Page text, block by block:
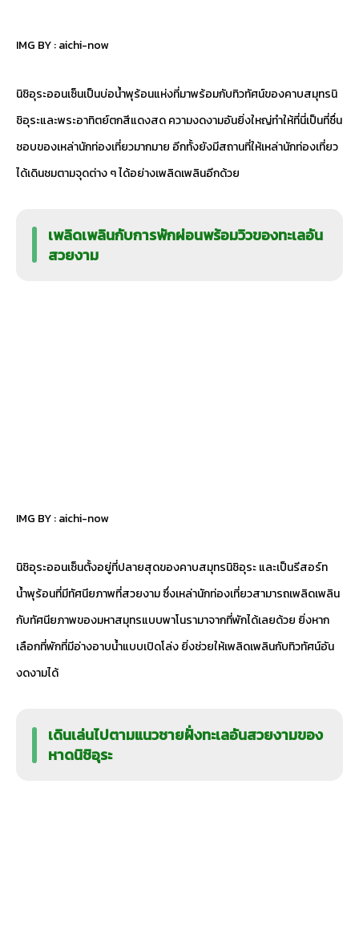
IMG BY :aichi-now
นิชิอุระออนเซ็นเป็นบ่อน้ำพุร้อนแห่งที่มาพร้อมกับทิวทัศน์ของคาบสมุทรนิ
ชิอุระและพระอาทิตย์ตกสีแดงสด ความงดงามอันยิ่งใหญ่ทำให้ที่นี่เป็นที่ชื่น
ชอบของเหล่านักท่องเที่ยวมากมาย อีกทั้งยังมีสถานที่ให้เหล่านักท่องเที่ยว
ได้เดินชมตามจุดต่าง ๆ ได้อย่างเพลิดเพลินอีกด้วย
เพลิดเพลินกับการพักผ่อนพร้อมวิวของทะเลอัน
สวยงาม
IMG BY :aichi-now
นิชิอุระออนเซ็นตั้งอยู่ที่ปลายสุดของคาบสมุทรนิชิอุระ และเป็นรีสอร์ท
น้ำพุร้อนที่มีทัศนียภาพที่สวยงาม ซึ่งเหล่านักท่องเที่ยวสามารถเพลิดเพลิน
กับทัศนียภาพของมหาสมุทรแบบพาโนรามาจากที่พักได้เลยด้วย ยิ่งหาก
เลือกที่พักที่มีอ่างอาบน้ำแบบเปิดโล่ง ยิ่งช่วยให้เพลิดเพลินกับทิวทัศน์อัน
งดงามได้
เดินเล่นไปตามแนวชายฝั่งทะเลอันสวยงามของ
หาดนิชิอุระ